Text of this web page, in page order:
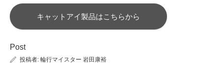
キャットアイ製品はこちらから
Post
投稿者: 輪行マイスター 岩田康裕